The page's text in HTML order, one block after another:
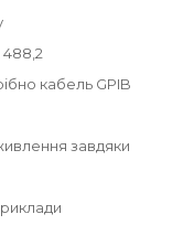
488,2
кабель GPIB
завдяки